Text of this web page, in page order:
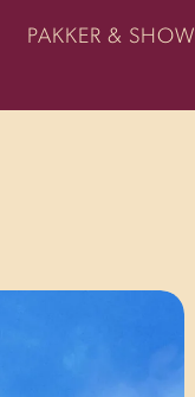
PAKKER & SHOW